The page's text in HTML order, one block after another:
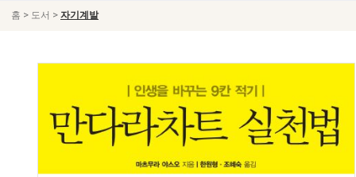
홈 > 도서 > 자기계발